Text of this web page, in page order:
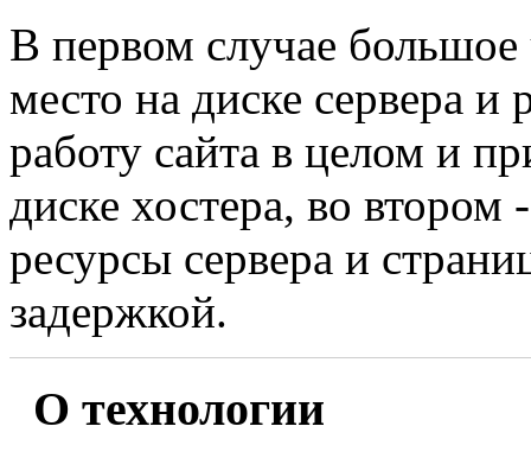
В первом случае
место на диске сервера и
работу сайта в целом и
диске хостера, во втором
ресурсы сервера и
задержкой.
О технологии